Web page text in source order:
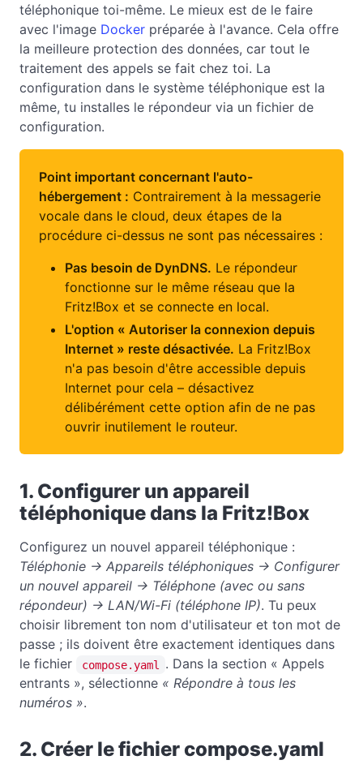
téléphonique toi-même. Le mieux est de le faire
avec l'image Docker préparée à l'avance. Cela offre
la meilleure protection des données, car tout le
traitement des appels se fait chez toi. La
configuration dans le système téléphonique est la
même, tu installes le répondeur via un fichier de
configuration.
Point important concernant l'auto-
hébergement : Contrairement à la messagerie
vocale dans le cloud, deux étapes de la
procédure ci-dessus ne sont pas nécessaires :
Pas besoin de DynDNS. Le répondeur
fonctionne sur le même réseau que la
Fritz!Box et se connecte en local.
L'option « Autoriser la connexion depuis
Internet » reste désactivée. La Fritz!Box
n'a pas besoin d'être accessible depuis
Internet pour cela – désactivez
délibérément cette option afin de ne pas
ouvrir inutilement le routeur.
1. Configurer un appareil
téléphonique dans la Fritz!Box
Configurez un nouvel appareil téléphonique :
Téléphonie → Appareils téléphoniques → Configurer
un nouvel appareil → Téléphone (avec ou sans
répondeur) → LAN/Wi-Fi (téléphone IP). Tu peux
choisir librement ton nom d'utilisateur et ton mot de
passe ; ils doivent être exactement identiques dans
le fichier
compose.yaml
. Dans la section « Appels
entrants », sélectionne « Répondre à tous les
numéros ».
2. Créer le fichier compose.yaml